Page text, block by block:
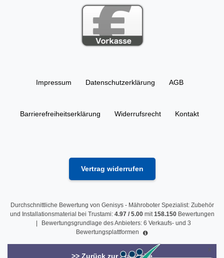
Impressum Daten­schutz­erklärung AGB
Barrierefreiheitserklärung Widerrufs­recht Kontakt
Vertrag widerrufen
Durchschnittliche Bewertung von Genisys - Mähroboter Spezialist: Zubehör
und Installationsmaterial bei Trustami: 4.97/ 5.00mit158.150 Bewertungen
Bewertungsgrundlage des Anbieters: 6 Verkaufs- und 3
Bewertungsplattformen
>> Zurück zur Startseite